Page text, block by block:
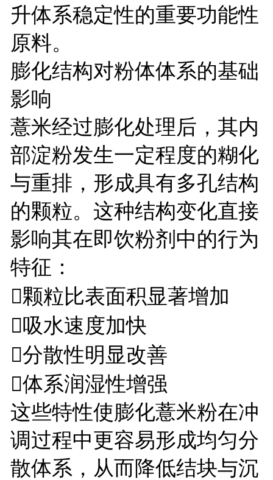
升体系稳定性的重要功能性
原料。
膨化结构对粉体体系的基础
影响
薏米经过膨化处理后，其内
部淀粉发生一定程度的糊化
与重排，形成具有多孔结构
的颗粒。这种结构变化直接
影响其在即饮粉剂中的行为
特征：
颗粒比表面积显著增加
吸水速度加快
分散性明显改善
体系润湿性增强
这些特性使膨化薏米粉在冲
调过程中更容易形成均匀分
散体系，从而降低结块与沉